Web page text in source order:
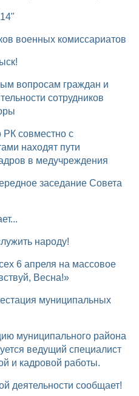
военных комиссариатов
сотрудников
находят пути
в медучреждения
народу!
Весна!»
ведущий специалист
и кадровой работы.
деятельности сообщает!